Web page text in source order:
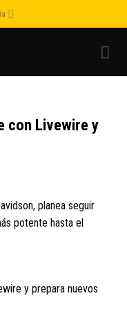
con Livewire y
planea seguir
potente hasta el